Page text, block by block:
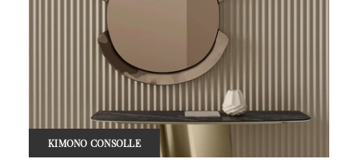
KIMONO CONSOLLE